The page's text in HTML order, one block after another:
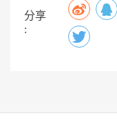
分享
: